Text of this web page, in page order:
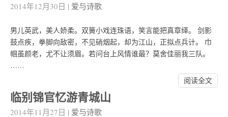
2014年12月30日 | 爱与诗歌
男儿英武，美人娇柔。双簧小戏连珠语，笑言能把真章绎。 剑影
鼓点疾，拳脚向敌密，不见硝烟起，却为江山，正拟点兵计。 巾
帼虽颜老，尤不让须眉。若问台上风情谁最？莫舍佳丽我三队。
……
阅读全文
临别锦官忆游青城山
2014年11月27日 | 爱与诗歌